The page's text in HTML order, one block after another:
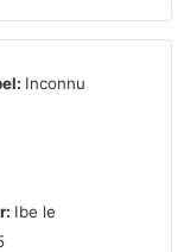
Inconnu
Ibe le